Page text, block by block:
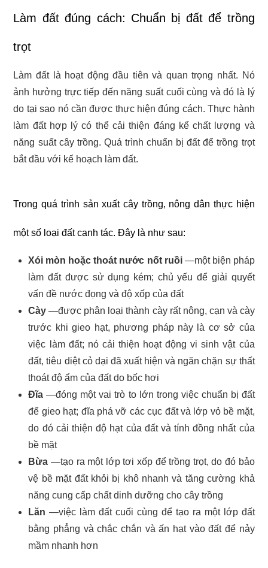
Làm đất đúng cách: Chuẩn bị đất để trồng
trọt
Làm đất là hoạt động đầu tiên và quan trọng nhất. Nó
ảnh hưởng trực tiếp đến năng suất cuối cùng và đó là lý
do tại sao nó cần được thực hiện đúng cách. Thực hành
làm đất hợp lý có thể cải thiện đáng kể chất lượng và
năng suất cây trồng. Quá trình chuẩn bị đất để trồng trọt
bắt đầu với kế hoạch làm đất.
Trong quá trình sản xuất cây trồng, nông dân thực hiện
một số loại đất canh tác. Đây là như sau:
Xói mòn hoặc thoát nước nốt ruồi —một biện pháp
làm đất được sử dụng kém; chủ yếu để giải quyết
vấn đề nước đọng và độ xốp của đất
Cày—được phân loại thành cày rất nông, cạn và cày
trước khi gieo hạt, phương pháp này là cơ sở của
việc làm đất; nó cải thiện hoạt động vi sinh vật của
đất, tiêu diệt cỏ dại đã xuất hiện và ngăn chặn sự thất
thoát độ ẩm của đất do bốc hơi
Đĩa—đóng một vai trò to lớn trong việc chuẩn bị đất
để gieo hạt; đĩa phá vỡ các cục đất và lớp vỏ bề mặt,
do đó cải thiện độ hạt của đất và tính đồng nhất của
bề mặt
Bừa —tạo ra một lớp tơi xốp để trồng trọt, do đó bảo
vệ bề mặt đất khỏi bị khô nhanh và tăng cường khả
năng cung cấp chất dinh dưỡng cho cây trồng
Lăn—việc làm đất cuối cùng để tạo ra một lớp đất
bằng phẳng và chắc chắn và ấn hạt vào đất để nảy
mầm nhanh hơn